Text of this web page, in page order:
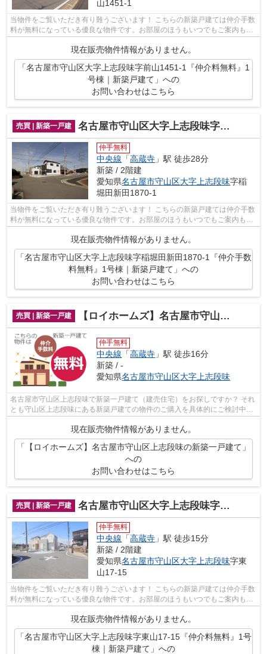
山1451-1
当物件をご覧いただき有り難うございます！ こちらの新築戸建ては仲介手数
料が無料になっている優良な物件です。お部屋のほうもいつでもご案内もさ
現在販売物件情報がありません。
「名古屋市守山区大字上志段味字前山1451-1『仲介料無料』1
号棟｜新築戸建て」への
お問い合わせはこちら
売買 | 新築一戸建 名古屋市守山区大字上志段味字稲堀田新田1870-1『仲介手数料無料』1号棟｜新築戸建て
仲手無料
中央線 「高蔵寺 」駅 徒歩28分
新築 / 2階建
愛知県名古屋市守山区大字上志段味字稲
堀田新田1870-1
当物件をご覧いただき有り難うございます！ こちらの新築戸建ては仲介手数
料が無料になっている優良な物件です。お部屋のほうもいつでもご案内もさ
現在販売物件情報がありません。
「名古屋市守山区大字上志段味字稲堀田新田1870-1『仲介手数
料無料』1号棟｜新築戸建て」への
お問い合わせはこちら
売買 | 新築一戸建 【ロイホームズ】名古屋市守山区上志段味の新築一戸建て
仲手無料
中央線 「高蔵寺 」駅 徒歩16分
新築 / -
愛知県名古屋市守山区大字上志段味
名古屋市守山区上志段味で新築一戸建て（建売住宅）をお探しですか？ それ
とも守山区上志段味にある新築戸建ての物件のご購入を具体的にご検討中の
状況でしたでしょうか？（その物件、...
現在販売物件情報がありません。
「【ロイホームズ】名古屋市守山区上志段味の新築一戸建て」
への
お問い合わせはこちら
売買 | 新築一戸建 名古屋市守山区大字上志段味字東山17-15『仲介料無料』1号棟｜新築戸建て
仲手無料
中央線 「高蔵寺 」駅 徒歩15分
新築 / 2階建
愛知県名古屋市守山区大字上志段味字東
山17-15
当物件をご覧いただき有り難うございます！ こちらの新築戸建ては仲介手数
料が無料になっている優良な物件です。お部屋のほうもいつでもご案内もさ
せて頂きますのでお気軽にお問合せ下...
現在販売物件情報がありません。
「名古屋市守山区大字上志段味字東山17-15『仲介料無料』1号
棟｜新築戸建て」への